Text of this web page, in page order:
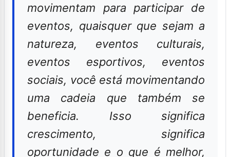
movimentam para participar de
eventos, quaisquer que sejam a
natureza, eventos culturais,
eventos esportivos, eventos
sociais, você está movimentando
uma cadeia que também se
beneficia. Isso significa
crescimento, significa
oportunidade e o que é melhor,